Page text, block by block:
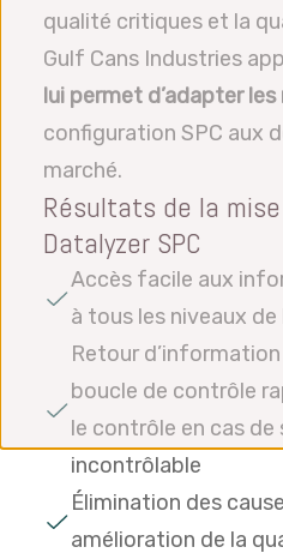
qualité critiques et la
Gulf Cans Industries
lui permet d’adapter
configuration SPC aux
marché.
Résultats de la
Datalyzer SPC
Accès facile aux
à tous les niveaux de
Retour
boucle de contrôle
le contrôle en cas
incontrôlable
Élimination des
amélioration de la